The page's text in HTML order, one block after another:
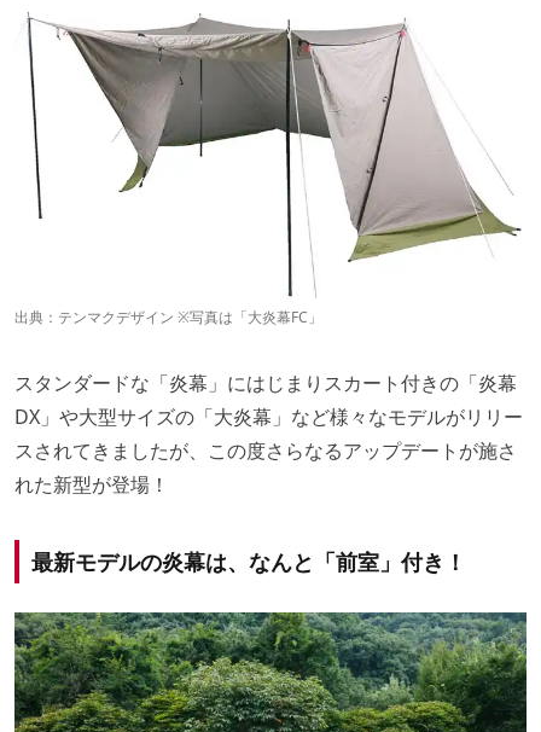
出典： テンマクデザイン ※写真は「大炎幕FC」
スタンダードな「炎幕」にはじまりスカート付きの「炎幕
DX」や大型サイズの「大炎幕」など様々なモデルがリリー
スされてきましたが、この度さらなるアップデートが施さ
れた新型が登場！
最新モデルの炎幕は、なんと「前室」付き！